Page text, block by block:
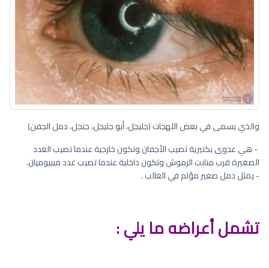
والذي يسمى في بعض اللهجات (جليجل، أبو جليجل، جنجل، دمل الجفن)
- هي عدوى بكتيرية تصيب الأجفان وتكون خارجية عندما تصيب الغدد
الصغيرة قرب منابت الرموش وتكون داخلية عندما تصيب غدد ميبيوميان.
- يمثل دمل صغير مؤلم في الغالب .
تشمل أعراضه ما يلي :